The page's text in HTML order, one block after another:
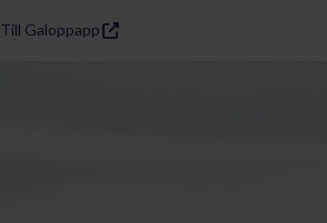
Till Galoppapp